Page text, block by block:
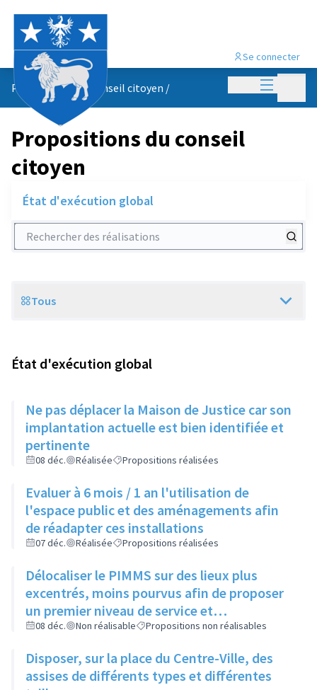
Menu
Se connecter
Propositions du conseil citoyen /
Propositions du conseil
citoyen
État d'exécution global
Rechercher des réalisations
Scope
Tous
État d'exécution global
Ne pas déplacer la Maison de Justice car son
implantation actuelle est bien identifiée et
pertinente
08 déc. Réalisée Propositions réalisées
Evaluer à 6 mois / 1 an l'utilisation de
l'espace public et des aménagements afin
de réadapter ces installations
07 déc. Réalisée Propositions réalisées
Délocaliser le PIMMS sur des lieux plus
excentrés, moins pourvus afin de proposer
un premier niveau de service et
d’information
08 déc. Non réalisable Propositions non réalisables
Disposer, sur la place du Centre-Ville, des
assises de différents types et différentes